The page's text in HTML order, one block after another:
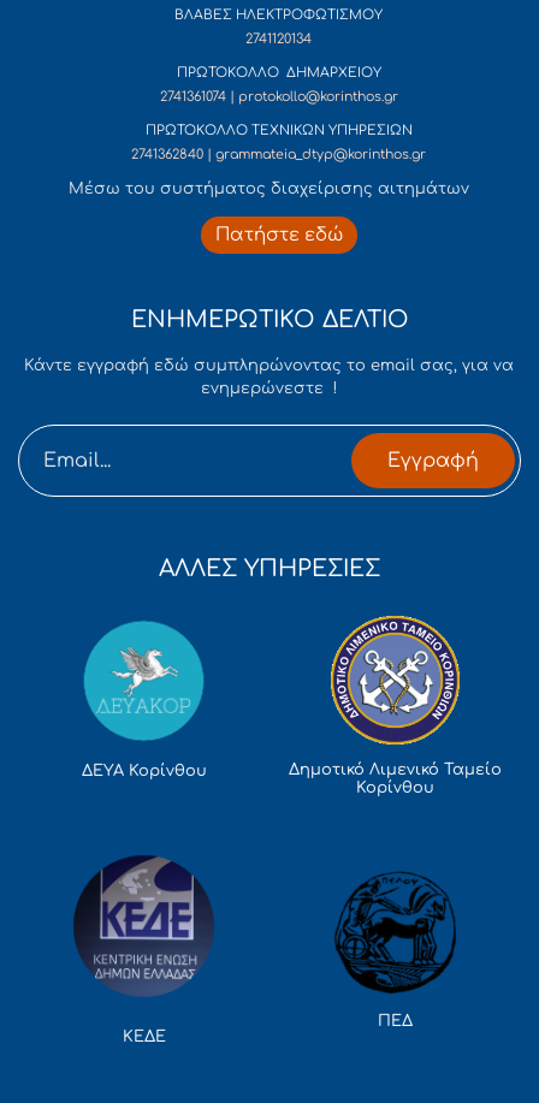
ΒΛΑΒΕΣ ΗΛΕΚΤΡΟΦΩΤΙΣΜΟΥ
2741120134
ΠΡΩΤΟΚΟΛΛΟ ΔΗΜΑΡΧΕΙΟΥ
2741361074 | protokollo@korinthos.gr
ΠΡΩΤΟΚΟΛΛΟ ΤΕΧΝΙΚΩΝ ΥΠΗΡΕΣΙΩΝ
2741362840 | grammateia_dtyp@korinthos.gr
Mέσω του συστήματος διαχείρισης αιτημάτων
Πατήστε εδώ
ΕΝΗΜΕΡΩΤΙΚΟ ΔΕΛΤΙΟ
Κάντε εγγραφή εδώ συμπληρώνοντας το email σας, για να
ενημερώνεστε !
Εγγραφή
ΑΛΛΕΣ ΥΠΗΡΕΣΙΕΣ
ΔΕΥΑ Κορίνθου
Δημοτικό Λιμενικό Ταμείο
Κορίνθου
ΚΕΔΕ
ΠΕΔ